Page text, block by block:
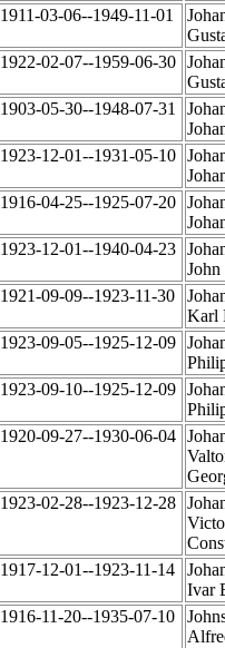
1911-03-06--1949-11-01
1922-02-07--1959-06-30
1903-05-30--1948-07-31
1923-12-01--1931-05-10
1916-04-25--1925-07-20
1923-12-01--1940-04-23
1921-09-09--1923-11-30
Karl
1923-09-05--1925-12-09
1923-09-10--1925-12-09
1920-09-27--1930-06-04
1923-02-28--1923-12-28
1917-12-01--1923-11-14
Ivar
1916-11-20--1935-07-10